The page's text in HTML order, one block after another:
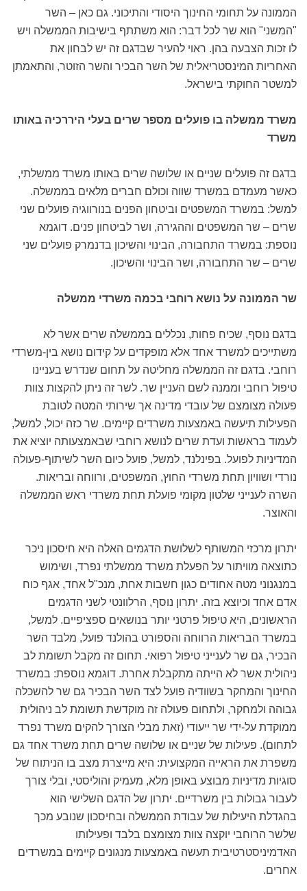
הממונה על תחומי החינוך היסודי והתיכוני. גם כאן – השר
"המשני" הוא שר לכל דבר: הוא משתתף בישיבות הממשלה ויש
לו זכות הצבעה בהן. ראוי להעיר שבדגם זה יש לבחון את
האחריות המינסטריאלית של השר הבכיר והשר הזוטר, והתאמתן
למשטר החוקתי בישראל.
משרד ממשלה בו פועלים מספר שרים בעלי היררכיה באותו
משרד
בדגם זה פועלים שניים או שלושה שרים באותו משרד ממשלתי,
כאשר מעמדם במשרד שווה וכולם חברים מלאים בממשלה.
למשל: במשרד המשפטים וביטחון הפנים בנורווגיה פועלים שני
שרים – שר המשפטים וההגירה, ושר לביטחון פנים. דוגמא
נוספת: במשרד התחבורה, הבינוי והשיכון בדנמרק פועלים שני
שרים – שר התחבורה, ושר הבינוי והשיכון.
שר הממונה על נושא רוחבי בכמה משרדי ממשלה
בדגם נוסף, שכיח פחות, נכללים בממשלה שרים אשר לא
משתייכים למשרד אחד אלא מופקדים על קידום נושא בין-משרדי
רוחבי. בדגם זה הממשלה מחליטה על תחום שנדרש בעניינו
טיפול רוחבי וממנה לשם העניין שר. לשר זה ניתן להקצות צוות
פעולה מצומצם של עובדי מדינה אך שירותי המטה לטובת
הפעילות תיעשה באמצעות משרדים קיימים. שר כזה יכול, למשל,
לעמוד בראשות ועדת שרים לנושא רוחבי שבאמצעותה יוציא את
המדיניות לפועל. בפינלנד, למשל, פועל כיום השר לשיתוף-פעולה
נורדי ושוויון תחת משרדי החוץ, המשפטים, ורווחה ובריאות.
השרה לענייני שלטון מקומי פועלת תחת משרדי ראש הממשלה
והאוצר.
יתרון מרכזי המשותף לשלושת הדגמים האלה היא חיסכון ניכר
כתוצאה מוויתור על הפעלת משרד ממשלתי נפרד, ושימוש
במנגנוני מטה אחודים כגון חשבות אחת, מנכ"ל אחד, אגף כוח
אדם אחד וכיוצא בזה. יתרון נוסף, הרלוונטי לשני הדגמים
הראשונים, היא טיפול פרטני יותר בנושאים ספציפיים. למשל,
במשרד הבריאות הרווחה והספורט בהולנד פועל, מלבד השר
הבכיר, גם שר לענייני טיפול רפואי. תחום זה מקבל תשומת לב
ניהולית אשר לא הייתה מתקבלת אחרת. דוגמא נוספת: במשרד
החינוך והמחקר בשוודיה פועל לצד השר הבכיר גם שר להשכלה
גבוהה ולמחקר, ולתחום פעולה זה מוקדשת תשומת לב ניהולית
ממוקדת על-ידי שר ייעודי (זאת מבלי הצורך להקים משרד נפרד
לתחום). פעילות של שניים או שלושה שרים תחת משרד אחד גם
משפרת את הראייה המקצועית: היא מייצרת מצב בו הניתוח של
סוגיות מדיניות מבוצע באופן מלא, מעמיק והוליסטי, ובלי צורך
לעבור גבולות בין משרדיים. יתרון של הדגם השלישי הוא
בהגדלת היעילות של עבודת הממשלה ובחיסכון שנובע מכך
שלשר הרוחבי יוקצה צוות מצומצם בלבד ופעילותו
האדמיניסטרטיבית תעשה באמצעות מנגונים קיימים במשרדים
אחרים.